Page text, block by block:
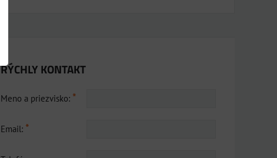
RÝCHLY KONTAKT
Meno a priezvisko: *
Email: *